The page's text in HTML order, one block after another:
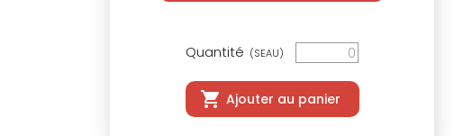
Quantité (SEAU)
Ajouter au panier